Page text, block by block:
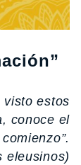
visto estos
conoce el
eleusinos)